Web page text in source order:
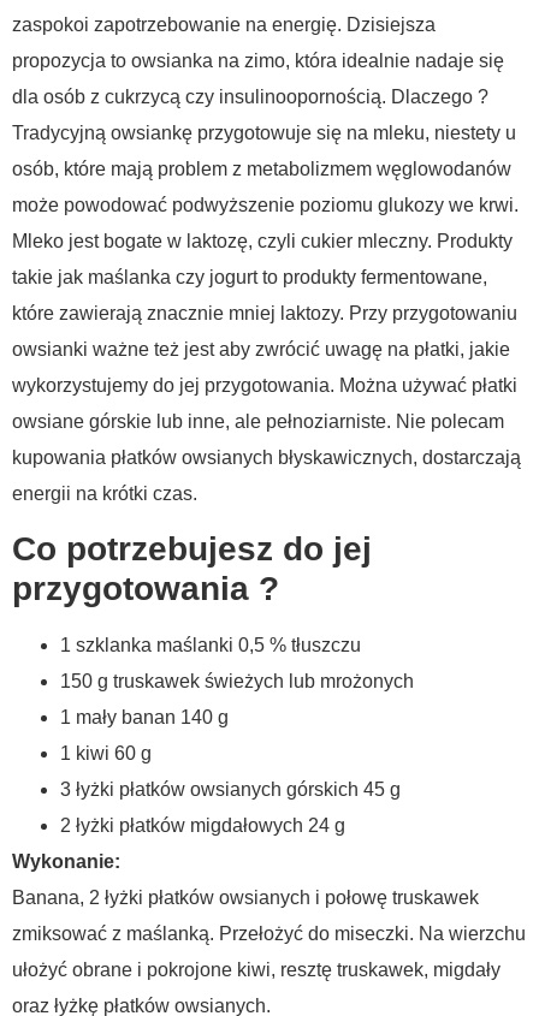
zaspokoi zapotrzebowanie na energię. Dzisiejsza
propozycja to owsianka na zimo, która idealnie nadaje się
dla osób z cukrzycą czy insulinoopornością. Dlaczego ?
Tradycyjną owsiankę przygotowuje się na mleku, niestety u
osób, które mają problem z metabolizmem węglowodanów
może powodować podwyższenie poziomu glukozy we krwi.
Mleko jest bogate w laktozę, czyli cukier mleczny. Produkty
takie jak maślanka czy jogurt to produkty fermentowane,
które zawierają znacznie mniej laktozy. Przy przygotowaniu
owsianki ważne też jest aby zwrócić uwagę na płatki, jakie
wykorzystujemy do jej przygotowania. Można używać płatki
owsiane górskie lub inne, ale pełnoziarniste. Nie polecam
kupowania płatków owsianych błyskawicznych, dostarczają
energii na krótki czas.
Co potrzebujesz do jej
przygotowania ?
1 szklanka maślanki 0,5 % tłuszczu
150 g truskawek świeżych lub mrożonych
1 mały banan 140 g
1 kiwi 60 g
3 łyżki płatków owsianych górskich 45 g
2 łyżki płatków migdałowych 24 g
Wykonanie:
Banana, 2 łyżki płatków owsianych i połowę truskawek
zmiksować z maślanką. Przełożyć do miseczki. Na wierzchu
ułożyć obrane i pokrojone kiwi, resztę truskawek, migdały
oraz łyżkę płatków owsianych.